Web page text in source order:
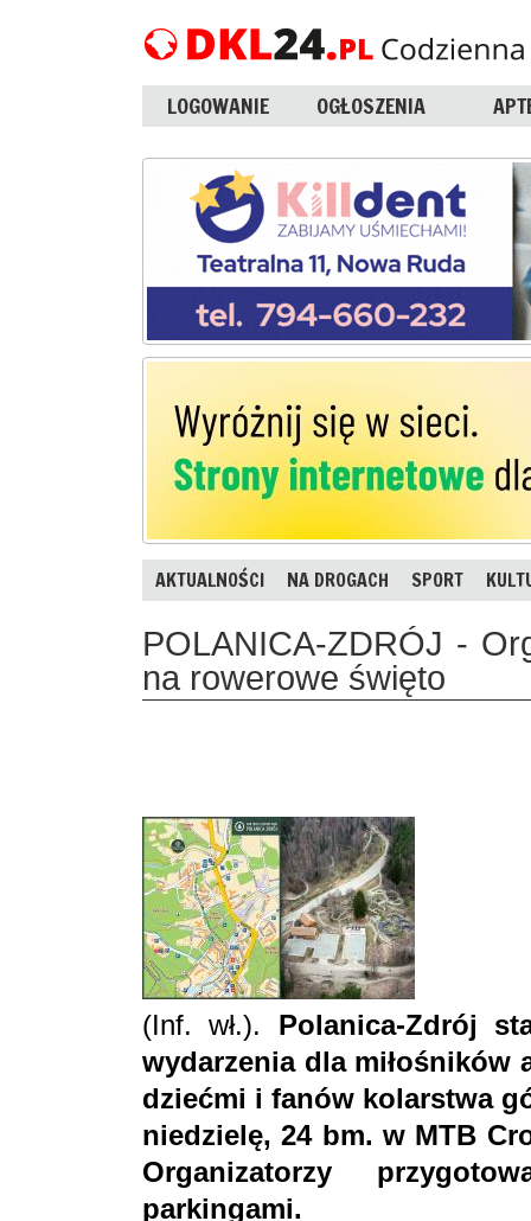
LOGOWANIE OGŁOSZENIA
AKTUALNOŚCI NA DROGACH SPORT
POLANICA-ZDRÓJ -
na rowerowe święto
(Inf. wł.). Polanica-Zdrój
wydarzenia dla miłośników
dziećmi i fanów kolarstwa
niedzielę, 24 bm. w MTB
Organizatorzy
parkingami.